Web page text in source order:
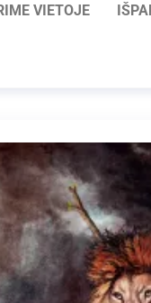
VIETOJE